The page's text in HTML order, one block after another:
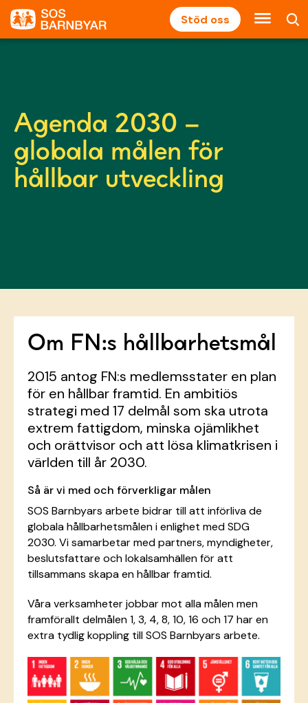
Stöd oss
Agenda 2030 –
globala målen för
hållbar utveckling
Om FN:s hållbarhetsmål
2015 antog FN:s medlemsstater en plan
för en hållbar framtid. En ambitiös
strategi med 17 delmål som ska utrota
extrem fattigdom, minska ojämlikhet
och orättvisor och att lösa klimatkrisen i
världen till år 2030.
Så är vi med och förverkligar målen
SOS Barnbyars arbete bidrar till att införliva de
globala hållbarhetsmålen i enlighet med SDG
2030. Vi samarbetar med partners, myndigheter,
beslutsfattare och lokalsamhällen för att
tillsammans skapa en hållbar framtid.
Våra verksamheter jobbar mot alla målen men
framförallt delmålen 1, 3, 4, 8, 10, 16 och 17 har en
extra tydlig koppling till SOS Barnbyars arbete.